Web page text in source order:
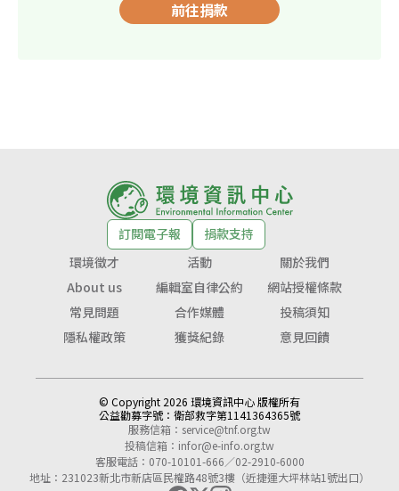
前往捐款
訂閱電子報
捐款支持
環境徵才
活動
關於我們
About us
編輯室自律公約
網站授權條款
常見問題
合作媒體
投稿須知
隱私權政策
獲獎紀錄 意見回饋
© Copyright 2026 環境資訊中心 版權所有
公益勸募字號： 衛部救字第1141364365號
服務信箱： service@tnf.org.tw
投稿信箱： infor@e-info.org.tw
客服電話：070-10101-666／02-2910-6000
地址：231023新北市新店區民權路48號3樓（近捷運大坪林站1號出口）